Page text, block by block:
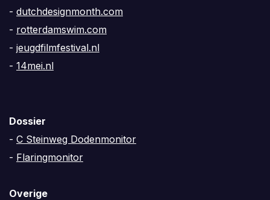
- dutchdesignmonth.com
- rotterdamswim.com
- jeugdfilmfestival.nl
- 14mei.nl
Dossier
- C Steinweg Dodenmonitor
- Flaringmonitor
Overige